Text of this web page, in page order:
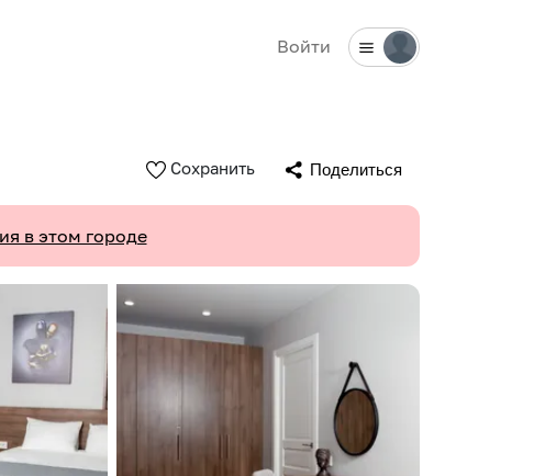
Войти
Сохранить Поделиться
в этом городе